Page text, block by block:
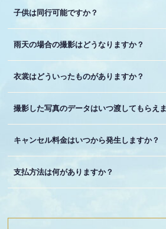
子供は同行可能ですか？
雨天の場合の撮影はどうなりますか？
衣裳はどういったものがありますか？
撮影した写真のデータはいつ渡してもらえ
キャンセル料金はいつから発生しますか？
支払方法は何がありますか？